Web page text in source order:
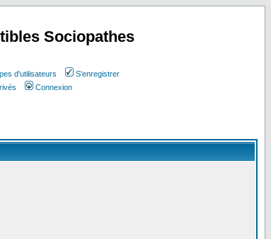
Sociopathes
d'utilisateurs
S'enregistrer
Connexion